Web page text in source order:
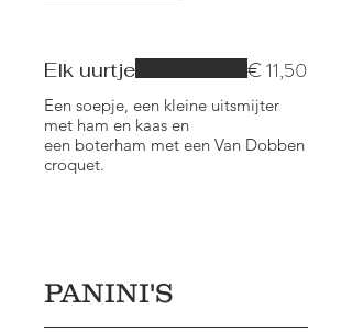
Elk uurtje
Een soepje, een kleine uitsmijter
met ham en kaas en
een boterham met een Van Dobben
croquet.
€ 11,50
PANINI'S